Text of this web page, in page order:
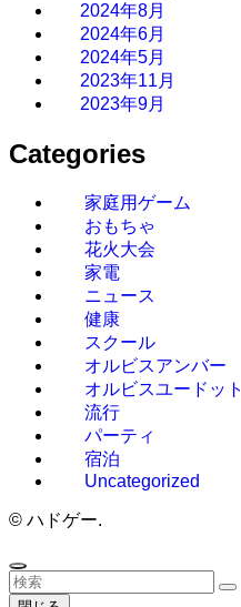
2024年8月
2024年6月
2024年5月
2023年11月
2023年9月
Categories
家庭用ゲーム
おもちゃ
花火大会
家電
ニュース
健康
スクール
オルビスアンバー
オルビスユードット
流行
パーティ
宿泊
Uncategorized
© ハドゲー.